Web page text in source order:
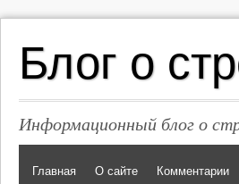
Блог о
Информационный блог о
Главная О сайте Комментарии